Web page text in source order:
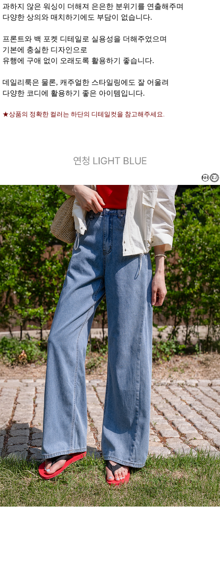
과하지 않은 워싱이 더해져 은은한 분위기를 연출해주며
다양한 상의와 매치하기에도 부담이 없습니다.
프론트와 백 포켓 디테일로 실용성을 더해주었으며
기본에 충실한 디자인으로
유행에 구애 없이 오래도록 활용하기 좋습니다.
데일리룩은 물론, 캐주얼한 스타일링에도 잘 어울려
다양한 코디에 활용하기 좋은 아이템입니다.
★상품의 정확한 컬러는 하단의 디테일컷을 참고해주세요.